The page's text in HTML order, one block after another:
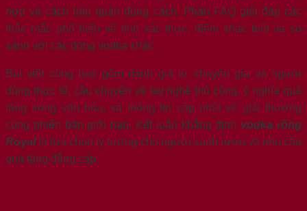
hợp và cách bảo quản đúng cách. Phần FAQ giải đáp các
thắc mắc phổ biến về tính xác thực, điểm khác biệt và so
sánh với các dòng vodka khác.
Bài viết cũng bao gồm đánh giá từ chuyên gia và người
dùng thực tế, câu chuyện về tay nghề thủ công, ý nghĩa quà
tặng trong văn hóa, và thông tin cập nhật về giải thưởng
cùng phiên bản giới hạn. Kết luận khẳng định vodka rồng
Royallà lựa chọn lý tưởng cho người sành rượu và nhu cầu
quà tặng đẳng cấp.